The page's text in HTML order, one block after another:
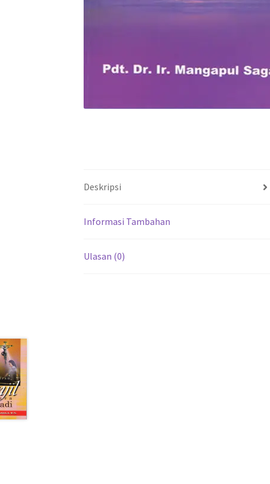
Deskripsi
Informasi Tambahan
Ulasan (0)